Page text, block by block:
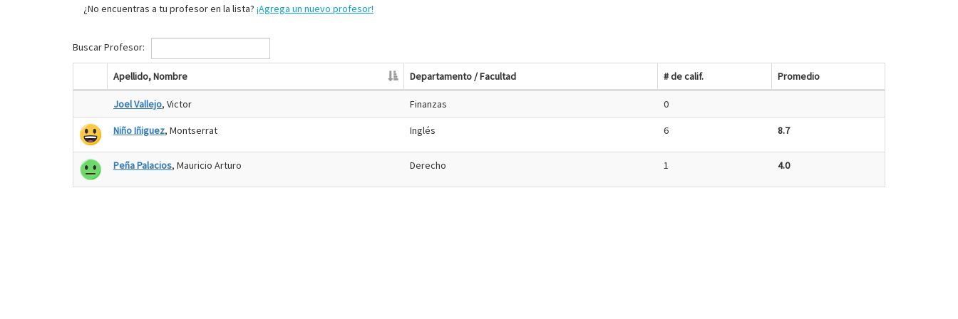
¿No encuentras a tu profesor en la lista? ¡Agrega un nuevo profesor!
Buscar Profesor:
Apellido, Nombre Departamento / Facultad # de calif. Promedio
Joel Vallejo, Victor Finanzas 0
Niño Iñiguez, Montserrat Inglés 6 8.7
Peña Palacios, Mauricio Arturo Derecho 1 4.0